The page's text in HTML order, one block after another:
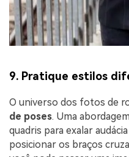
9. Pratique estilos
O universo dos fotos de
de poses. Uma
quadris para exalar
posicionar os braços